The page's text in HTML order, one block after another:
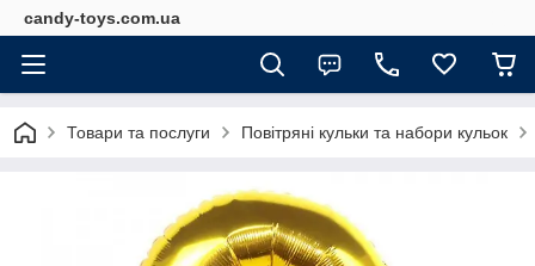
candy-toys.com.ua
Товари та послуги Повітряні кульки та набори кульок